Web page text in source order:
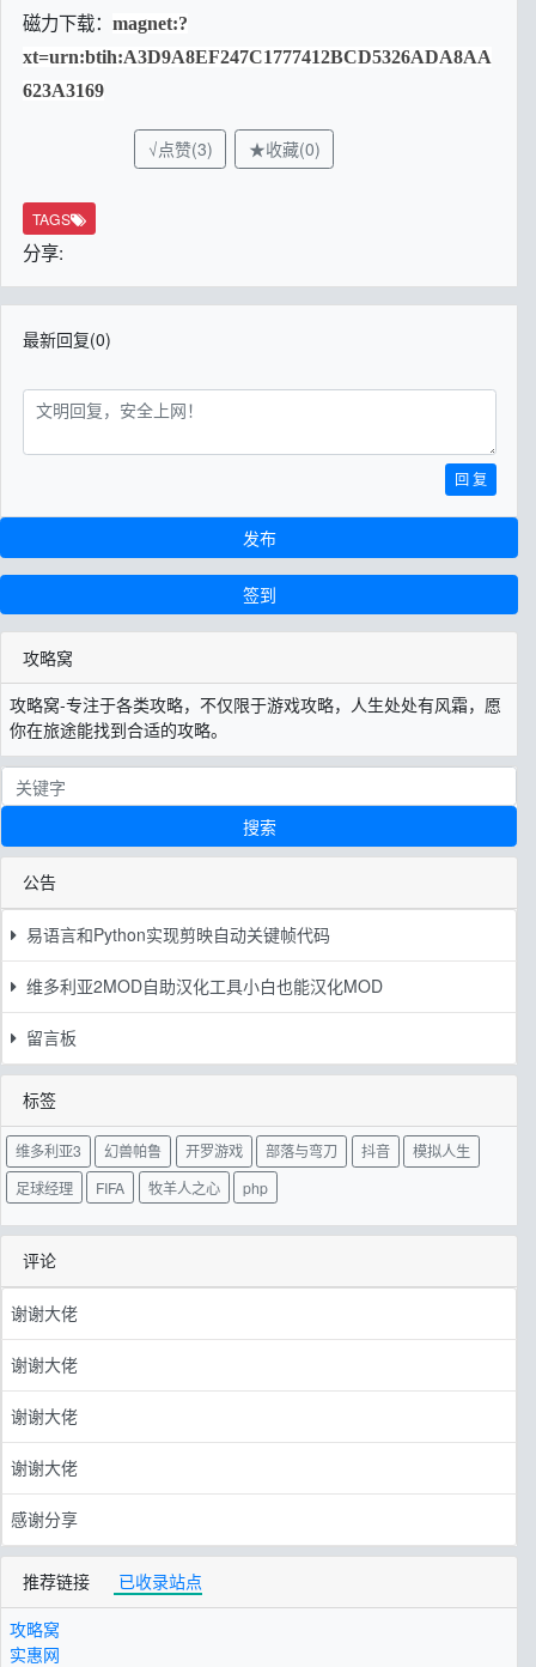
磁力下载： magnet:?
xt=urn:btih:A3D9A8EF247C1777412BCD5326ADA8AA
623A3169
√点赞(3) ★收藏(0)
TAGS
分享:
最新回复(0)
回 复
发布
签到
攻略窝
攻略窝-专注于各类攻略，不仅限于游戏攻略，人生处处有风霜，愿
你在旅途能找到合适的攻略。
搜索
公告
易语言和Python实现剪映自动关键帧代码
维多利亚2MOD自助汉化工具小白也能汉化MOD
留言板
标签
维多利亚3 幻兽帕鲁 开罗游戏 部落与弯刀 抖音
模拟人生
足球经理
FIFA 牧羊人之心 php
评论
谢谢大佬
谢谢大佬
谢谢大佬
谢谢大佬
感谢分享
推荐链接
已收录站点
攻略窝
实惠网